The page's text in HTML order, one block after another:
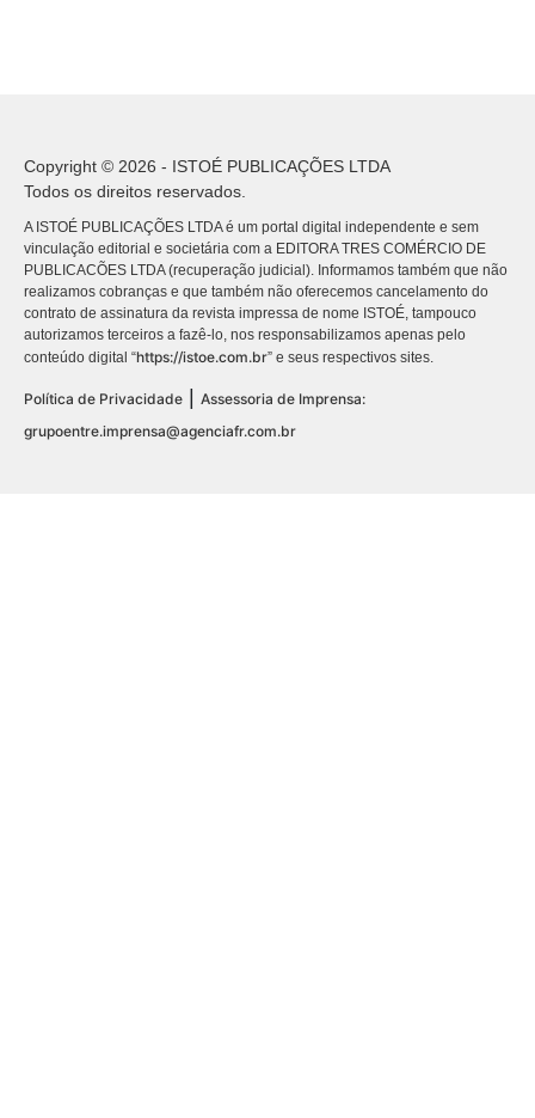
Copyright © 2026 - ISTOÉ PUBLICAÇÕES LTDA
Todos os direitos reservados.
A ISTOÉ PUBLICAÇÕES LTDA é um portal digital independente e sem
vinculação editorial e societária com a EDITORA TRES COMÉRCIO DE
PUBLICACÕES LTDA (recuperação judicial). Informamos também que não
realizamos cobranças e que também não oferecemos cancelamento do
contrato de assinatura da revista impressa de nome ISTOÉ, tampouco
autorizamos terceiros a fazê-lo, nos responsabilizamos apenas pelo
conteúdo digital “https://istoe.com.br” e seus respectivos sites.
Política de Privacidade | Assessoria de Imprensa:
grupoentre.imprensa@agenciafr.com.br